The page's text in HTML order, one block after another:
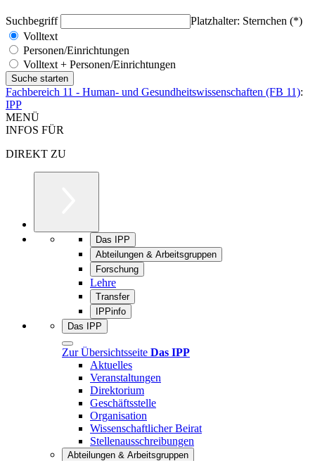
Suchbegriff
Platzhalter: Sternchen (*)
Volltext
Personen/Einrichtungen
Volltext + Personen/Einrichtungen
Fachbereich 11 - Human- und Gesundheitswissenschaften (FB 11):
IPP
MENÜ
INFOS FÜR
DIREKT ZU
Das IPP
Abteilungen & Arbeitsgruppen
Forschung
Lehre
Transfer
IPPinfo
Das IPP
Zur Übersichtsseite Das IPP
Aktuelles
Veranstaltungen
Direktorium
Geschäftsstelle
Organisation
Wissenschaftlicher Beirat
Stellenausschreibungen
Abteilungen & Arbeitsgruppen